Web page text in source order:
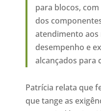
para blocos,
dos
atendimento
desempenho e
alcançados para
Patrícia relata que
que tange as